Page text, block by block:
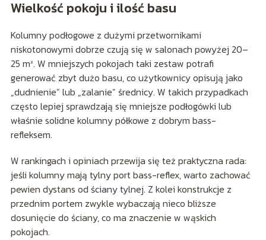
Wielkość pokoju i ilość basu
Kolumny podłogowe z dużymi przetwornikami
niskotonowymi dobrze czują się w salonach powyżej 20–
25 m². W mniejszych pokojach taki zestaw potrafi
generować zbyt dużo basu, co użytkownicy opisują jako
„dudnienie” lub „zalanie” średnicy. W takich przypadkach
często lepiej sprawdzają się mniejsze podłogówki lub
właśnie solidne kolumny półkowe z dobrym bass-
refleksem.
W rankingach i opiniach przewija się też praktyczna rada:
jeśli kolumny mają tylny port bass-reflex, warto zachować
pewien dystans od ściany tylnej. Z kolei konstrukcje z
przednim portem zwykle wybaczają nieco bliższe
dosunięcie do ściany, co ma znaczenie w wąskich
pokojach.